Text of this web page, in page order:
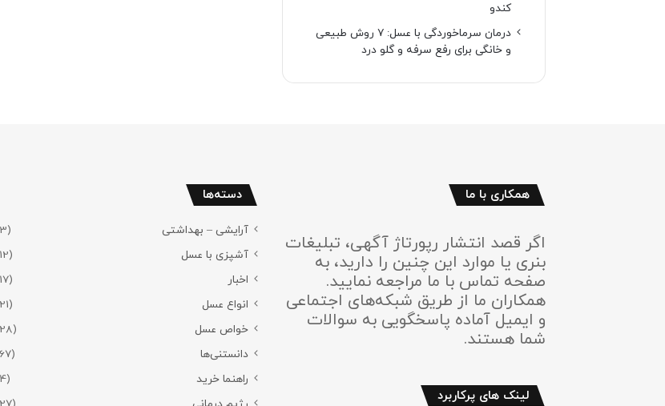
کندو
درمان سرماخوردگی با عسل: ۷ روش طبیعی
و خانگی برای رفع سرفه و گلو درد
همکاری با ما
اگر قصد انتشار رپورتاژ آگهی، تبلیغات
بنری یا موارد این چنین را دارید، به
صفحه تماس با ما مراجعه نمایید.
همکاران ما از طریق شبکه‌های اجتماعی
و ایمیل آماده پاسخگویی به سوالات
شما هستند.
لینک های پرکاربرد
دسته‌ها
آرایشی – بهداشتی
(3)
آشپزی با عسل
(12)
اخبار
(17)
انواع عسل
(21)
خواص عسل
(28)
دانستنی‌ها
(67)
راهنما خرید
(4)